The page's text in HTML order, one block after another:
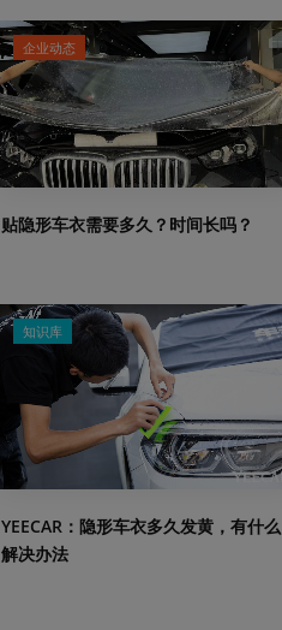
企业动态
贴隐形车衣需要多久？时间长吗？
知识库
YEECAR：隐形车衣多久发黄，有什么
解决办法